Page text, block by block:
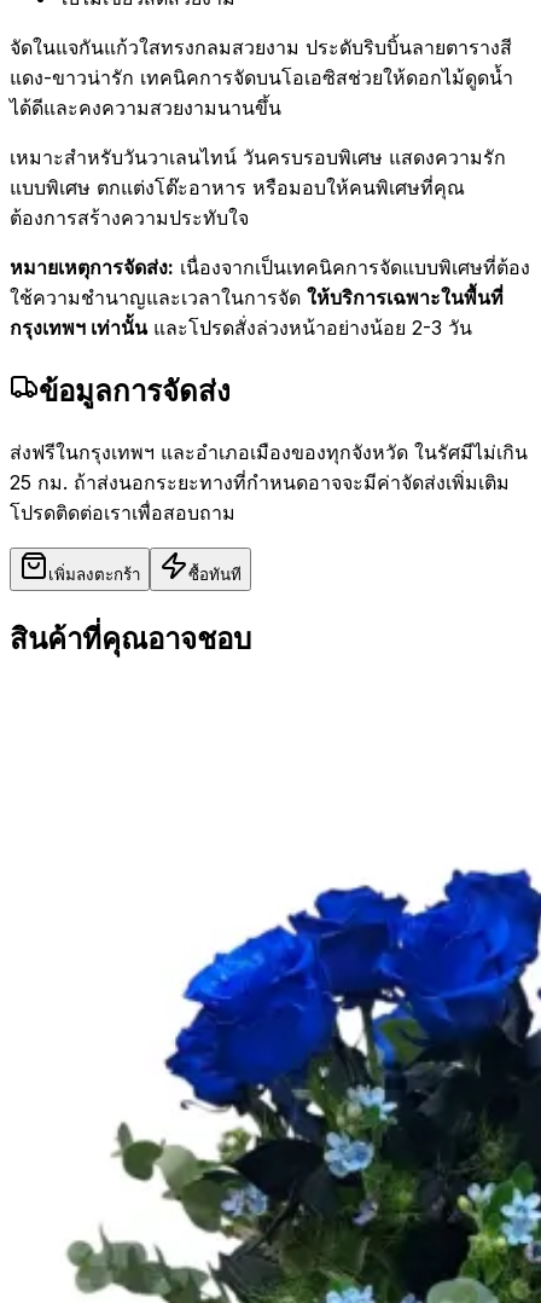
จัดในแจกันแก้วใสทรงกลมสวยงาม ประดับริบบิ้นลายตารางสี
แดง-ขาวน่ารัก เทคนิคการจัดบนโอเอซิสช่วยให้ดอกไม้ดูดน้ำ
ได้ดีและคงความสวยงามนานขึ้น
เหมาะสำหรับวันวาเลนไทน์ วันครบรอบพิเศษ แสดงความรัก
แบบพิเศษ ตกแต่งโต๊ะอาหาร หรือมอบให้คนพิเศษที่คุณ
ต้องการสร้างความประทับใจ
หมายเหตุการจัดส่ง: เนื่องจากเป็นเทคนิคการจัดแบบพิเศษที่ต้อง
ใช้ความชำนาญและเวลาในการจัด ให้บริการเฉพาะในพื้นที่
กรุงเทพฯ เท่านั้นและโปรดสั่งล่วงหน้าอย่างน้อย 2-3 วัน
ข้อมูลการจัดส่ง
ส่งฟรีในกรุงเทพฯ และอำเภอเมืองของทุกจังหวัด ในรัศมีไม่เกิน
25 กม. ถ้าส่งนอกระยะทางที่กำหนดอาจจะมีค่าจัดส่งเพิ่มเติม
โปรดติดต่อเราเพื่อสอบถาม
เพิ่มลงตะกร้า ซื้อทันที
สินค้าที่คุณอาจชอบ